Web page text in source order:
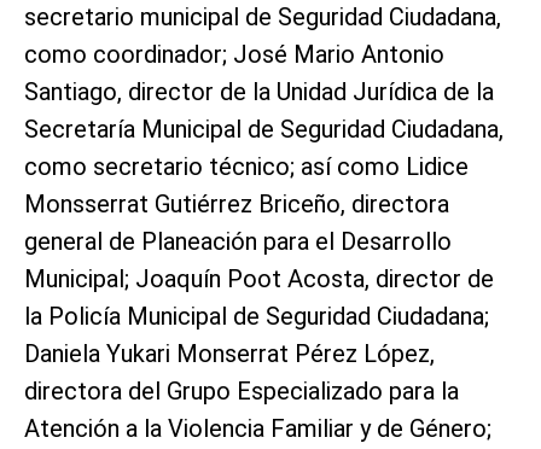
secretario municipal de Seguridad Ciudadana,
como coordinador; José Mario Antonio
Santiago, director de la Unidad Jurídica de la
Secretaría Municipal de Seguridad Ciudadana,
como secretario técnico; así como Lidice
Monsserrat Gutiérrez Briceño, directora
general de Planeación para el Desarrollo
Municipal; Joaquín Poot Acosta, director de
la Policía Municipal de Seguridad Ciudadana;
Daniela Yukari Monserrat Pérez López,
directora del Grupo Especializado para la
Atención a la Violencia Familiar y de Género;